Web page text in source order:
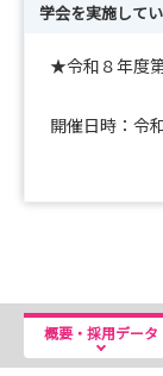
学会を実施して
★令和８年度
開催日時：令
対象者：看護
定員：50名程
申込期間：令
概要・採用データ